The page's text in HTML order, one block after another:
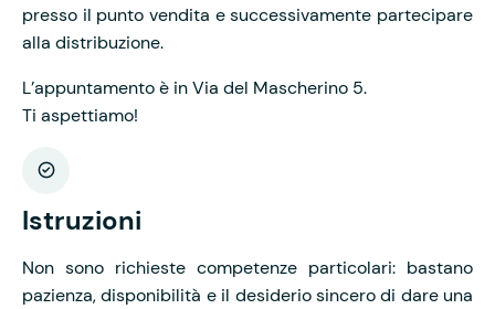
presso il punto vendita e successivamente partecipare
alla distribuzione.
L’appuntamento è in Via del Mascherino 5.
Ti aspettiamo!
Istruzioni
Non sono richieste competenze particolari: bastano
pazienza, disponibilità e il desiderio sincero di dare una